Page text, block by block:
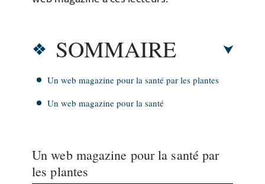
SOMMAIRE
Un web magazine pour la santé par les plantes
Un web magazine pour la santé
Un web magazine pour la santé par
les plantes